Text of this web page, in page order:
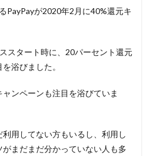
PayPayが2020年2月に40%還元キ
スタート時に、20パーセント還元
浴びました。
ンペーンも注目を浴びていま
用してない方もいるし、利用し
まだまだ分かっていない人も多